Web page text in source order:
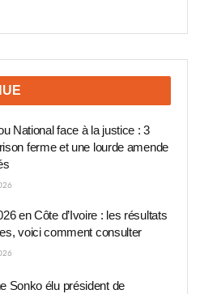
National face à la justice : 3
ferme et une lourde amende
en Côte d’Ivoire : les résultats
voici comment consulter
Sonko élu président de